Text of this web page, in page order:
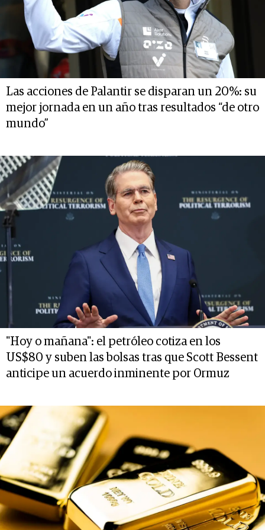
Las acciones de Palantir se disparan un 20%: su
mejor jornada en un año tras resultados “de otro
mundo”
"Hoy o mañana": el petróleo cotiza en los
US$80 y suben las bolsas tras que Scott Bessent
anticipe un acuerdo inminente por Ormuz